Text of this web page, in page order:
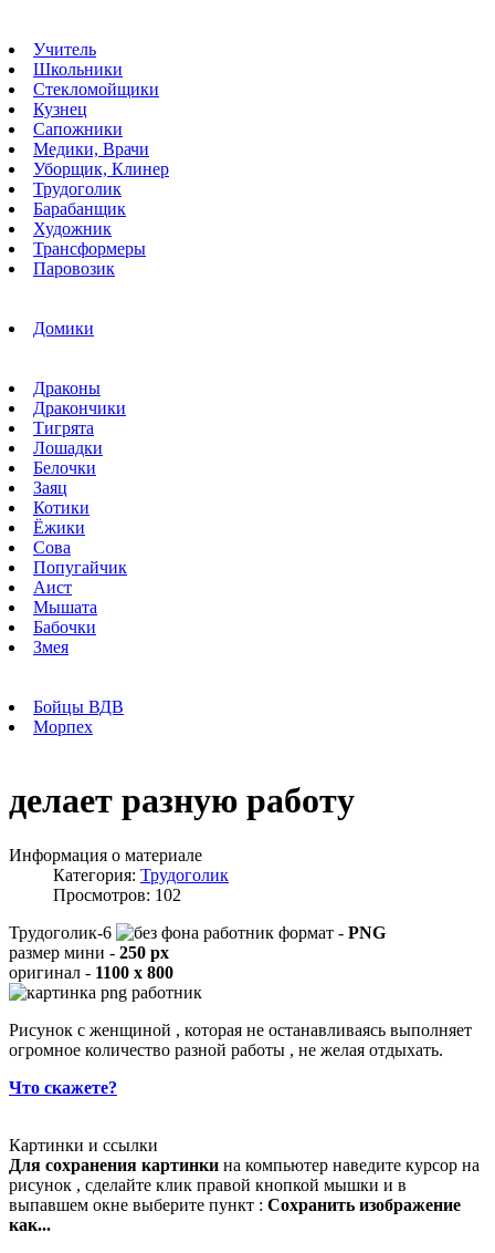
Учитель
Школьники
Стекломойщики
Кузнец
Сапожники
Медики, Врачи
Уборщик, Клинер
Трудоголик
Барабанщик
Художник
Трансформеры
Паровозик
Домики
Драконы
Дракончики
Тигрята
Лошадки
Белочки
Заяц
Котики
Ёжики
Сова
Попугайчик
Аист
Мышата
Бабочки
Змея
Бойцы ВДВ
Морпех
делает разную работу
Информация о материале
Категория: Трудоголик
Просмотров: 102
Трудоголик-6
формат - PNG
размер мини - 250 px
оригинал - 1100 x 800
Рисунок с женщиной , которая не останавливаясь выполняет
огромное количество разной работы , не желая отдыхать.
Что скажете?
Картинки и ссылки
Для сохранения картинки на компьютер наведите курсор на
рисунок , сделайте клик правой кнопкой мышки и в
выпавшем окне выберите пункт : Сохранить изображение
как...